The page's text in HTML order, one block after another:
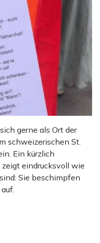
gerne als Ort der
schweizerischen St.
Ein kürzlich
eindrucksvoll wie
Sie beschimpfen